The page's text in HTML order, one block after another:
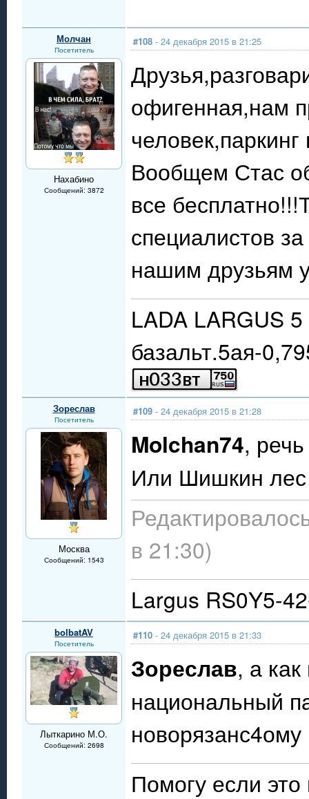
Молчан
Посетитель
Нахабино
Сообщений: 3872
#108 - 24 декабря 2015 в 21:25
офигенная,нам
Вообщем Стас
все
специалистов
нашим друзьям
LADA LARGUS
базальт.5ая-
Зореслав
Посетитель
Москва
Сообщений: 1543
#109 - 24 декабря 2015 в 21:28
Molchan74,
Или Шишкин
в 21:30)
Largus RS0Y5-
bolbatAV
Посетитель
Лыткарино М.О.
Сообщений: 2698
#110 - 24 декабря 2015 в 21:33
Зореслав, а
национальный
Помогу если